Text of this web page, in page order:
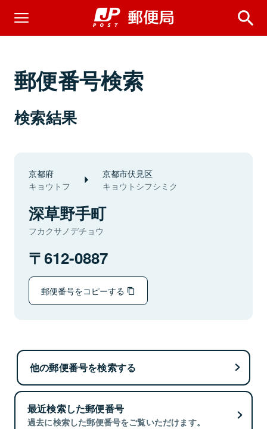
郵便番号検索
検索結果
京都府
キョウトフ
京都市伏見区
キョウトシフシミク
深草野手町
フカクサノデチョウ
612-0887
郵便番号をコピーする
他の郵便番号を検索する
最近検索した郵便番号
過去に検索した郵便番号をご覧いただけます。